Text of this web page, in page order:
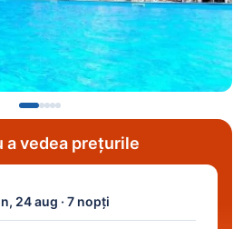
a vedea prețurile
24 aug · 7 nopți